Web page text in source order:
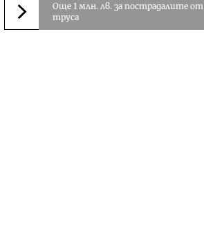
Следваща новина
Още 1 млн. лв. за пострадалите от
труса